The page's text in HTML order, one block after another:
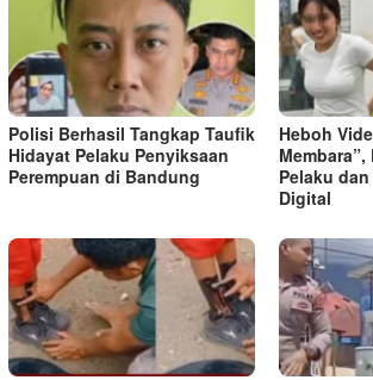
Polisi Berhasil Tangkap Taufik
Hidayat Pelaku Penyiksaan
Perempuan di Bandung
Heboh
Pelaku
Digital